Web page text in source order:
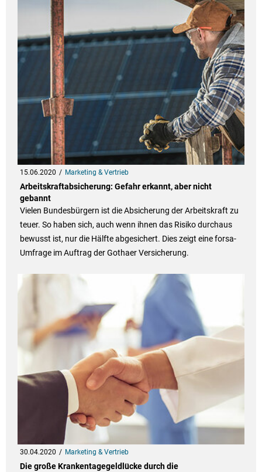
15.06.2020 Marketing & Vertrieb
Arbeitskraftabsicherung: Gefahr erkannt, aber nicht
gebannt
Vielen Bundesbürgern ist die Absicherung der Arbeitskraft zu
teuer. So haben sich, auch wenn ihnen das Risiko durchaus
bewusst ist, nur die Hälfte abgesichert. Dies zeigt eine forsa-
Umfrage im Auftrag der Gothaer Versicherung.
30.04.2020 Marketing & Vertrieb
Die große Krankentagegeldlücke durch die